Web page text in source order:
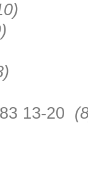
13-20